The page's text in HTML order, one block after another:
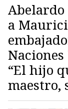
Abelardo
a
“El hijo
maestro,